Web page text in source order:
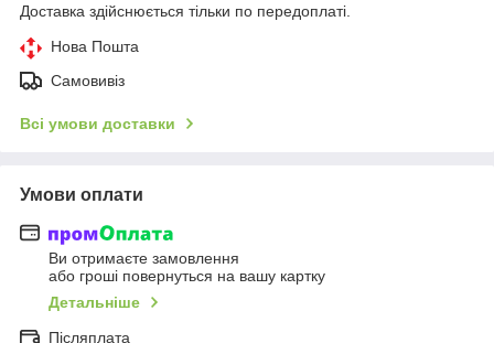
Доставка здійснюється тільки по передоплаті.
Нова Пошта
Самовивіз
Всі умови доставки
Умови оплати
Ви отримаєте замовлення
або гроші повернуться на вашу картку
Детальніше
Післяплата